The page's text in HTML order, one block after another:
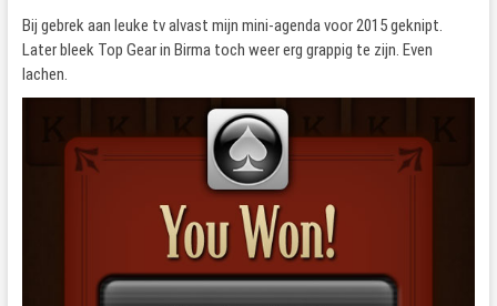
Bij gebrek aan leuke tv alvast mijn mini-agenda voor 2015 geknipt.
Later bleek Top Gear in Birma toch weer erg grappig te zijn. Even
lachen.